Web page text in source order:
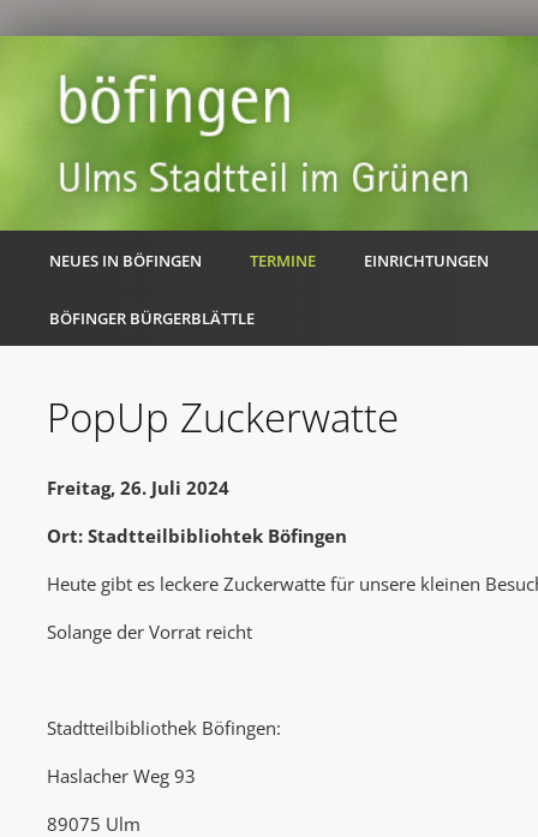
NEUES IN BÖFINGEN TERMINE EINRICHTUNGEN
BÖFINGER BÜRGERBLÄTTLE
PopUp Zuckerwatte
Freitag, 26. Juli 2024
Ort: Stadtteilbibliohtek Böfingen
Heute gibt es leckere Zuckerwatte für unsere kleinen
Solange der Vorrat reicht
Stadtteilbibliothek Böfingen:
Haslacher Weg 93
89075 Ulm